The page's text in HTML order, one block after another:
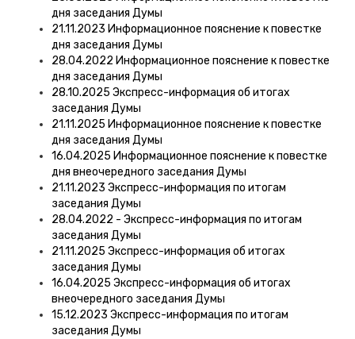
дня заседания Думы
21.11.2023 Информационное пояснение к повестке
дня заседания Думы
28.04.2022 Информационное пояснение к повестке
дня заседания Думы
28.10.2025 Экспресс-информация об итогах
заседания Думы
21.11.2025 Информационное пояснение к повестке
дня заседания Думы
16.04.2025 Информационное пояснение к повестке
дня внеочередного заседания Думы
21.11.2023 Экспресс-информация по итогам
заседания Думы
28.04.2022 - Экспресс-информация по итогам
заседания Думы
21.11.2025 Экспресс-информация об итогах
заседания Думы
16.04.2025 Экспресс-информация об итогах
внеочередного заседания Думы
15.12.2023 Экспресс-информация по итогам
заседания Думы